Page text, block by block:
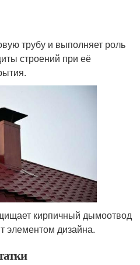
трубу и выполняет роль
строений при её
кирпичный дымоотвод
элементом дизайна.